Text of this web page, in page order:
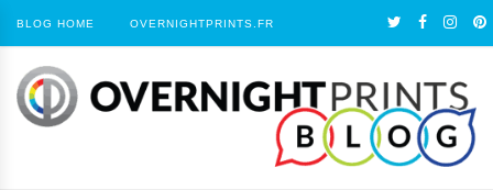
BLOG HOME OVERNIGHTPRINTS.FR